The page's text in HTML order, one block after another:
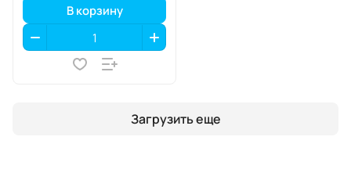
В корзину
Загрузить еще